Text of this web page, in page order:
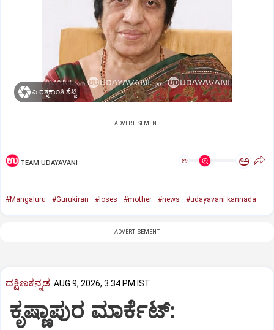
ಎ.ರತ್ನಕಾಂತಿ ಶೆಟ್ಟಿ
ADVERTISEMENT
TEAM UDAYAVANI ಅ ಅ
#Mangaluru #Gurukiran #loses #mother #news #udayavani kannada
ADVERTISEMENT
ದಕ್ಷಿಣಕನ್ನಡ AUG 9, 2026, 3:34 PM IST
ಕೃಷ್ಣಾಪುರ ಮಾರ್ಕೆಟ್‌: